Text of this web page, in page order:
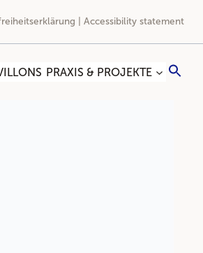
| Accessibility statement
PRAXIS & PROJEKTE